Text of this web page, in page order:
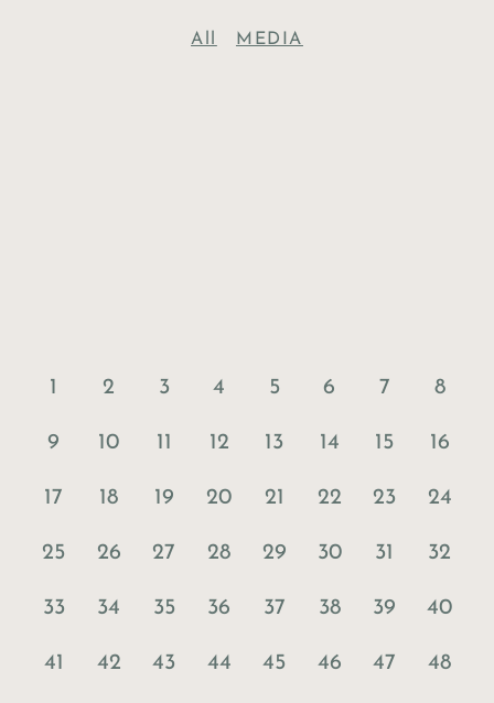
All MEDIA
1 2 3 4 5 6 7 8
9 10 11 12 13 14 15 16
17 18 19 20 21 22 23 24
25 26 27 28 29 30 31 32
33 34 35 36 37 38 39 40
41 42 43 44 45 46 47 48